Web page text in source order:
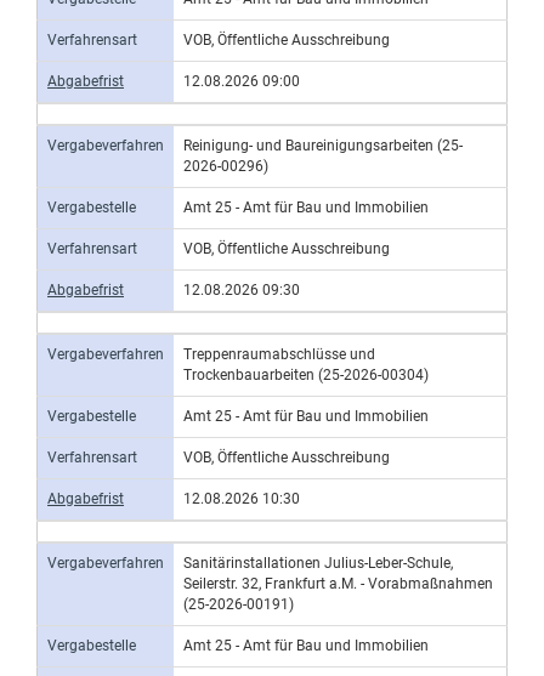
Verfahrensart VOB, Öffentliche Ausschreibung
Abgabefrist 12.08.2026 09:00
Vergabeverfahren
Reinigung- und Baureinigungsarbeiten (25-
2026-00296)
Vergabestelle Amt 25 - Amt für Bau und Immobilien
Verfahrensart VOB, Öffentliche Ausschreibung
Abgabefrist 12.08.2026 09:30
Vergabeverfahren
Treppenraumabschlüsse und
Trockenbauarbeiten (25-2026-00304)
Vergabestelle Amt 25 - Amt für Bau und Immobilien
Verfahrensart VOB, Öffentliche Ausschreibung
Abgabefrist 12.08.2026 10:30
Vergabeverfahren
Sanitärinstallationen Julius-Leber-Schule,
Seilerstr. 32, Frankfurt a.M. - Vorabmaßnahmen
(25-2026-00191)
Vergabestelle Amt 25 - Amt für Bau und Immobilien